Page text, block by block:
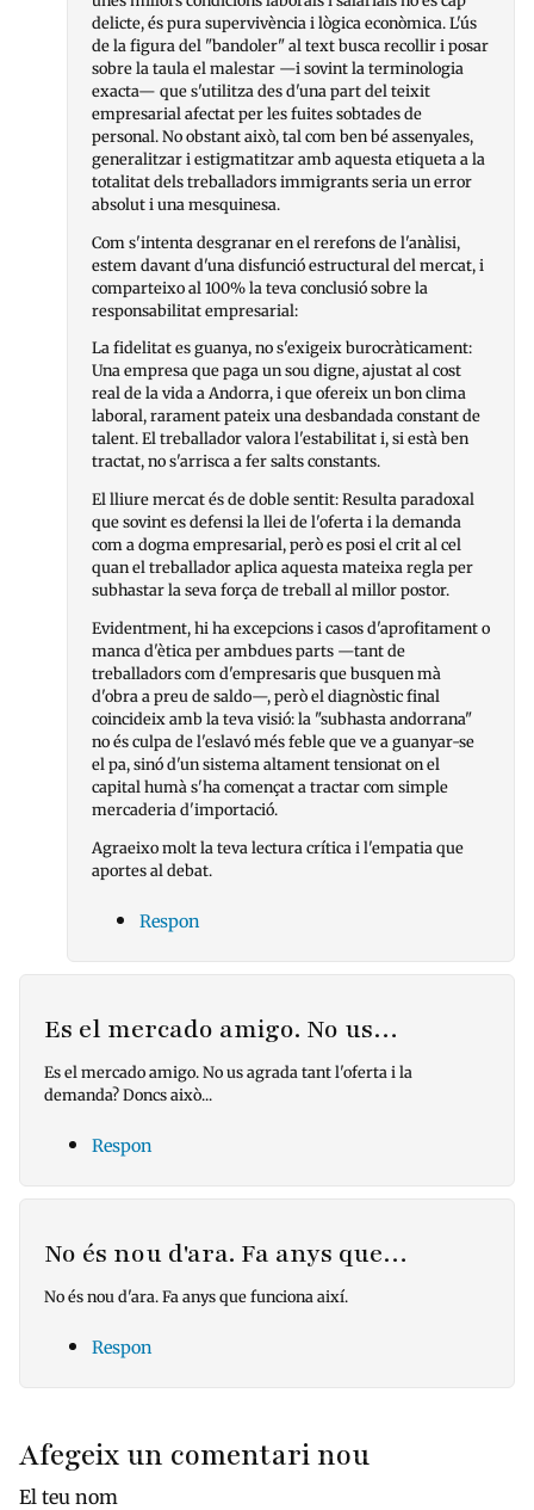
delicte, és pura supervivència i lògica econòmica. L'ús
de la figura del "bandoler" al text busca recollir i posar
sobre la taula el malestar —i sovint la terminologia
exacta— que s'utilitza des d'una part del teixit
empresarial afectat per les fuites sobtades de
personal. No obstant això, tal com ben bé assenyales,
generalitzar i estigmatitzar amb aquesta etiqueta a la
totalitat dels treballadors immigrants seria un error
absolut i una mesquinesa.
Com s'intenta desgranar en el rerefons de l'anàlisi,
estem davant d'una disfunció estructural del mercat, i
comparteixo al 100% la teva conclusió sobre la
responsabilitat empresarial:
La fidelitat es guanya, no s'exigeix burocràticament:
Una empresa que paga un sou digne, ajustat al cost
real de la vida a Andorra, i que ofereix un bon clima
laboral, rarament pateix una desbandada constant de
talent. El treballador valora l'estabilitat i, si està ben
tractat, no s'arrisca a fer salts constants.
El lliure mercat és de doble sentit: Resulta paradoxal
que sovint es defensi la llei de l'oferta i la demanda
com a dogma empresarial, però es posi el crit al cel
quan el treballador aplica aquesta mateixa regla per
subhastar la seva força de treball al millor postor.
Evidentment, hi ha excepcions i casos d'aprofitament o
manca d'ètica per ambdues parts —tant de
treballadors com d'empresaris que busquen mà
d'obra a preu de saldo—, però el diagnòstic final
coincideix amb la teva visió: la "subhasta andorrana"
no és culpa de l'eslavó més feble que ve a guanyar-se
el pa, sinó d'un sistema altament tensionat on el
capital humà s'ha començat a tractar com simple
mercaderia d'importació.
Agraeixo molt la teva lectura crítica i l'empatia que
aportes al debat.
Respon
Es el mercado amigo. No us…
Es el mercado amigo. No us agrada tant l'oferta i la
demanda? Doncs això...
Respon
No és nou d'ara. Fa anys que…
No és nou d'ara. Fa anys que funciona així.
Respon
Afegeix un comentari nou
El teu nom